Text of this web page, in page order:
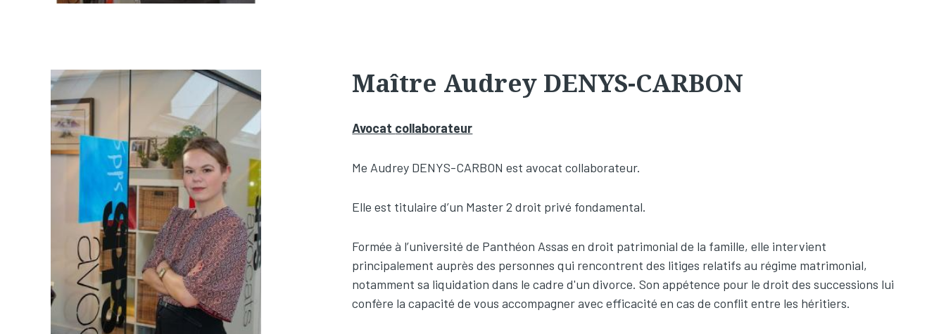
Maître Audrey DENYS-CARBON
Avocat collaborateur
Me Audrey DENYS-CARBON est avocat collaborateur.
Elle est titulaire d’un Master 2 droit privé fondamental.
Formée à l’université de Panthéon Assas en droit patrimonial de la famille, elle intervient
principalement auprès des personnes qui rencontrent des litiges relatifs au régime matrimonial,
notamment sa liquidation dans le cadre d'un divorce. Son appétence pour le droit des successions lui
confère la capacité de vous accompagner avec efficacité en cas de conflit entre les héritiers.